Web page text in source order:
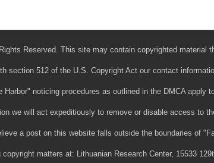
Reserved. This site may contain copyrighted material
section 512 of the U.S. Copyright Act our contact
noticing procedures as outlined in the DMCA apply
we will act expeditiously to remove or disable access to
a post on this website falls outside the boundaries of
matters at: Lithuanian Research Center, 15533